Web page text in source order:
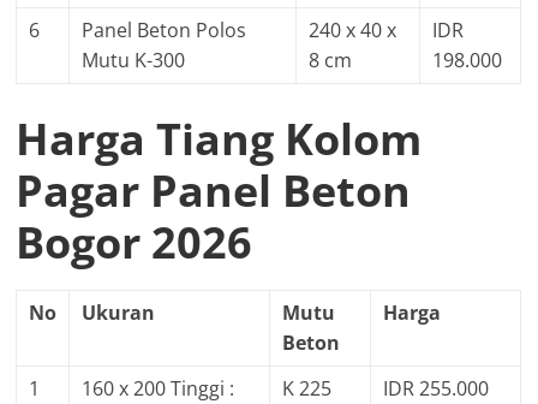
6
Panel Beton Polos
Mutu K-300
240 x 40 x
8 cm
IDR
198.000
Harga Tiang Kolom
Pagar Panel Beton
Bogor 2026
No Ukuran
Mutu
Beton
Harga
1
160 x 200 Tinggi :
K 225
IDR 255.000